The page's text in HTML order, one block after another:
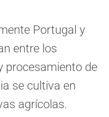
Portugal y
entre los
procesamiento de
se cultiva en
agrícolas.